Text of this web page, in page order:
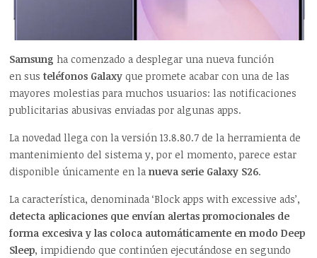
Samsung ha comenzado a desplegar una nueva función
en susteléfonos Galaxy que promete acabar con una de las
mayores molestias para muchos usuarios: las notificaciones
publicitarias abusivas enviadas por algunas apps.
La novedad llega con la versión 13.8.80.7 de la herramienta de
mantenimiento del sistema y, por el momento, parece estar
disponible únicamente en lanueva serie Galaxy S26.
La característica, denominada ‘Block apps with excessive ads’,
detecta aplicaciones que envían alertas promocionales de
forma excesiva y las coloca automáticamente en modo Deep
Sleep, impidiendo que continúen ejecutándose en segundo